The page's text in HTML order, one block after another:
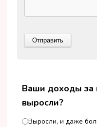
Ваши доходы за
выросли?
Выросли, и даже